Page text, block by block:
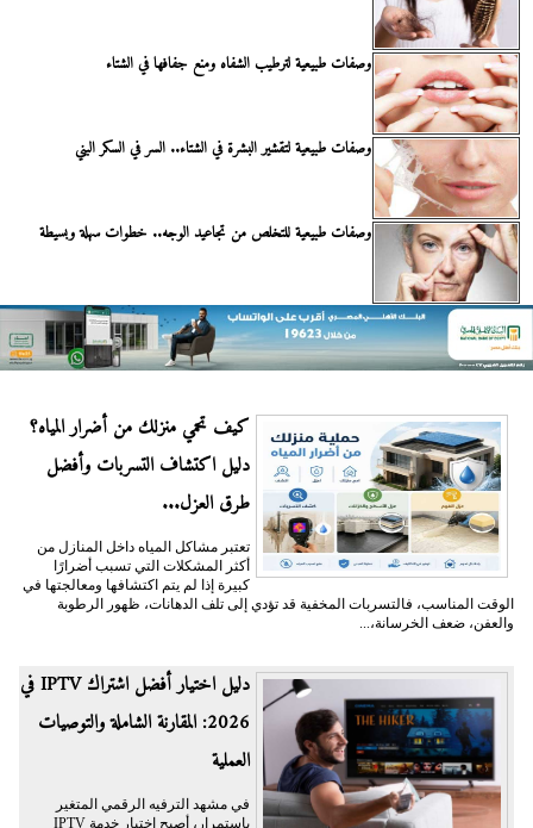
وصفات طبيعية لترطيب الشفاه ومنع جفافها في الشتاء
وصفات طبيعية لتقشير البشرة في الشتاء.. السر في السكر البني
وصفات طبيعية للتخلص من تجاعيد الوجه.. خطوات سهلة وبسيطة
كيف تحمي منزلك من أضرار المياه؟
دليل اكتشاف التسربات وأفضل
طرق العزل...
تعتبر مشاكل المياه داخل المنازل من
أكثر المشكلات التي تسبب أضرارًا
كبيرة إذا لم يتم اكتشافها ومعالجتها في
الوقت المناسب، فالتسربات المخفية قد تؤدي إلى تلف الدهانات، ظهور الرطوبة
والعفن، ضعف الخرسانة،...
دليل اختيار أفضل اشتراك IPTV في
2026: المقارنة الشاملة والتوصيات
العملية
في مشهد الترفيه الرقمي المتغير
باستمرار، أصبح اختيار خدمة IPTV